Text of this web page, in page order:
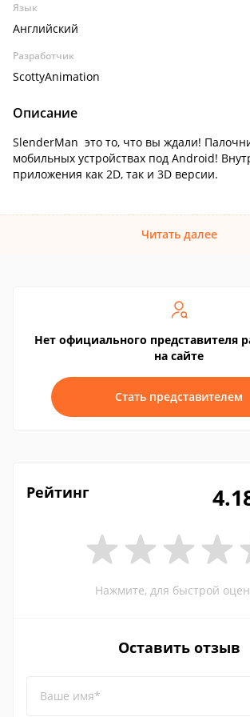
Язык
Английский
Разработчик
ScottyAnimation
Описание
SlenderMan это то, что вы ждали!
мобильных устройствах под Android!
приложения как 2D, так и 3D версии.
Читать далее
Нет официального представителя
на сайте
Стать представителем
Рейтинг
Нажмите, для быстрой
Оставить отзыв
Ваше имя*